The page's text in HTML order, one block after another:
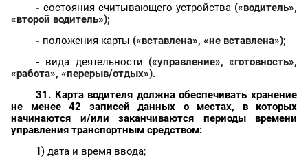
- состояния считывающего устройства («водитель»,
«второй водитель»);
- положения карты («вставлена», «не вставлена»);
- вида деятельности («управление», «готовность»,
«работа», «перерыв/отдых»).
31. Карта водителя должна обеспечивать хранение
не менее 42 записей данных о местах, в которых
начинаются и/или заканчиваются периоды времени
управления транспортным средством:
1) дата и время ввода;